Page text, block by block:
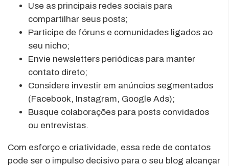
Use as principais redes sociais para
compartilhar seus posts;
Participe de fóruns e comunidades ligados ao
seu nicho;
Envie newsletters periódicas para manter
contato direto;
Considere investir em anúncios segmentados
(Facebook, Instagram, Google Ads);
Busque colaborações para posts convidados
ou entrevistas.
Com esforço e criatividade, essa rede de contatos
pode ser o impulso decisivo para o seu blog alcançar